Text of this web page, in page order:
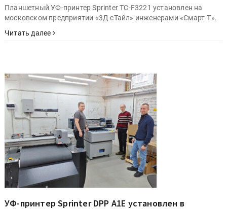
Планшетный УФ-принтер Sprinter TC-F3221 установлен на
московском предприятии «3Д сТайл» инженерами «Смарт-Т».
Читать далее
УФ-принтер Sprinter DPP A1E установлен в